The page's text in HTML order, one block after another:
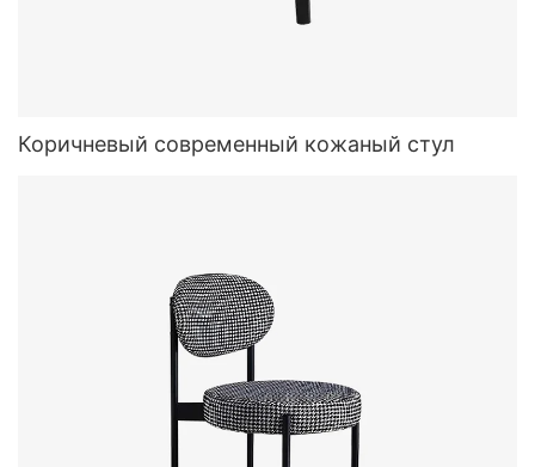
Коричневый современный кожаный стул